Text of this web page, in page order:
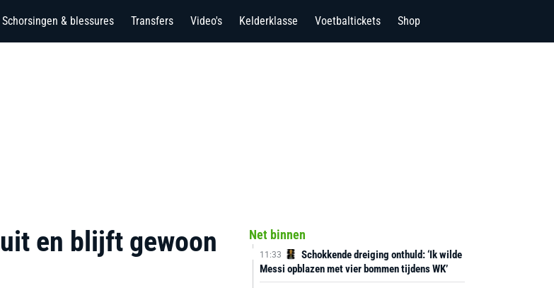
Schorsingen & blessures Transfers Video's Kelderklasse Voetbaltickets Shop
en blijft gewoon
Net binnen
11:33
Schokkende dreiging onthuld: ‘Ik wilde
Messi opblazen met vier bommen tijdens WK’